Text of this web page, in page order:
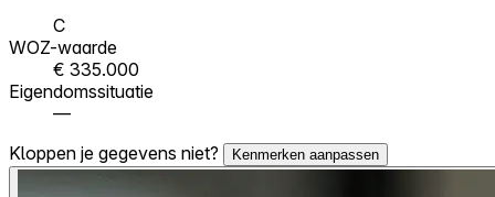
C
WOZ-waarde
€ 335.000
Eigendomssituatie
—
Kloppen je gegevens niet?
Kenmerken aanpassen